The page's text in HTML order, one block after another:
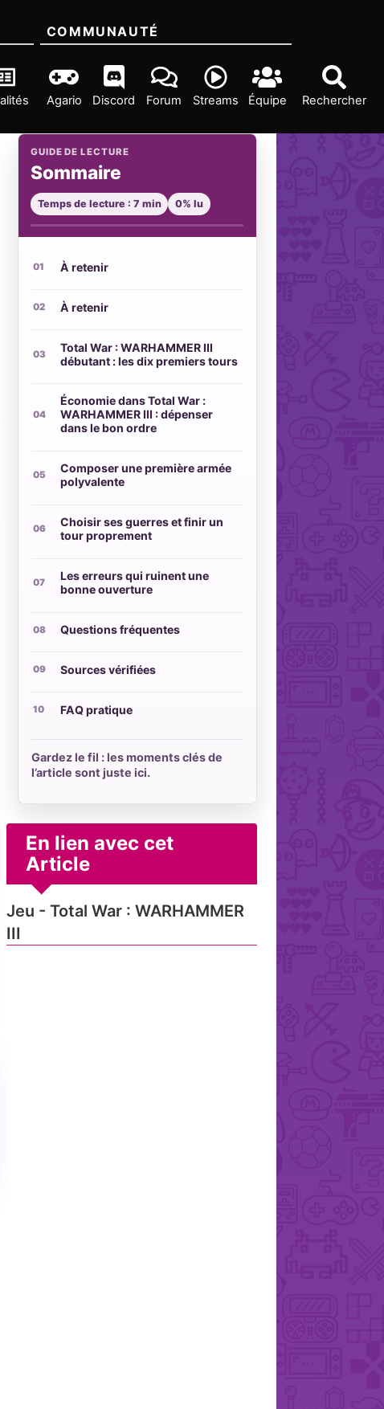
Rechercher
COMMUNAUTÉ
Agario Discord Forum Streams Équipe
GUIDE DE LECTURE
Sommaire
Temps de lecture : 7 min 0% lu
À retenir
À retenir
Total War : WARHAMMER III
débutant : les dix premiers tours
Économie dans Total War :
WARHAMMER III : dépenser
dans le bon ordre
Composer une première armée
polyvalente
Choisir ses guerres et finir un
tour proprement
Les erreurs qui ruinent une
bonne ouverture
Questions fréquentes
Sources vérifiées
FAQ pratique
Gardez le fil : les moments clés de
l’article sont juste ici.
En lien avec cet
Article
Jeu - Total War : WARHAMMER
III